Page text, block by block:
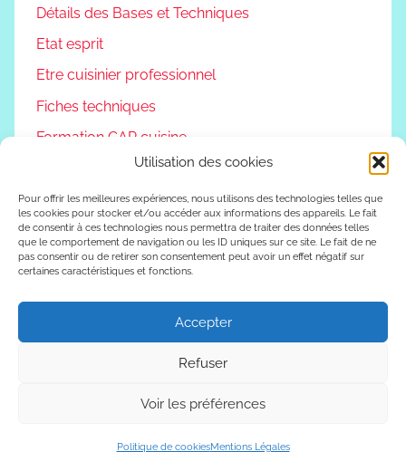
Utilisation des cookies
Pour offrir les meilleures expériences, nous utilisons des technologies telles que
les cookies pour stocker et/ou accéder aux informations des appareils. Le fait
de consentir à ces technologies nous permettra de traiter des données telles
que le comportement de navigation ou les ID uniques sur ce site. Le fait de ne
pas consentir ou de retirer son consentement peut avoir un effet négatif sur
certaines caractéristiques et fonctions.
Accepter
Refuser
Voir les préférences
Politique de cookiesMentions Légales
Détails des Bases et Techniques
Etat esprit
Etre cuisinier professionnel
Fiches techniques
Formation CAP cuisine
Podcast
Reconversion professionnelle
Vivre autrement